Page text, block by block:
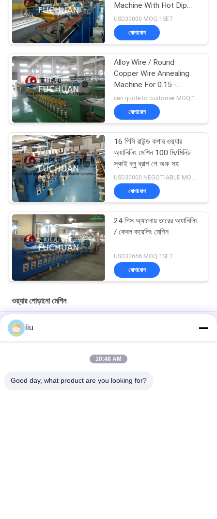
Machine With Hot Dip
Tinned Mehod
USD30000 MOQ:1SET
যোগাযোগ
Alloy Wire / Round
Copper Wire Annealing
Machine For 0.15 -
0.64mm Wire 40 Pcs
যোগাযোগ
16 পিসি রাউন্ড কপার ওয়্যার
অ্যানিলিং মেশিন 100 মি/মিনিট
স্কাই ব্লু ব্রাশ পে অফ সহ
যোগাযোগ
24 পিস অ্যালোয় তারের অ্যানিলিং
/ কেবল কয়েলিং মেশিন
USD32666 MOQ:1SET
যোগাযোগ
ওয়্যার পোড়ানো মেশিন
0.04-1.0 মিমি খাদ টিনের তামা তারের তামা তারের annealing টিনের মেশিন
0.05-2.52mm তামা খাদ তারের annealing টিনের twisting bunching
liu
10:48 AM
Good day, what product are you looking for?